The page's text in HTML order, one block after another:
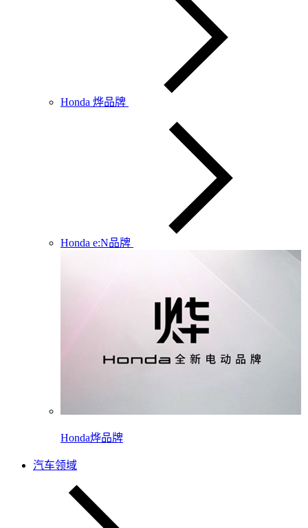
Honda 烨品牌
Honda e:N品牌
Honda烨品牌
汽车领域